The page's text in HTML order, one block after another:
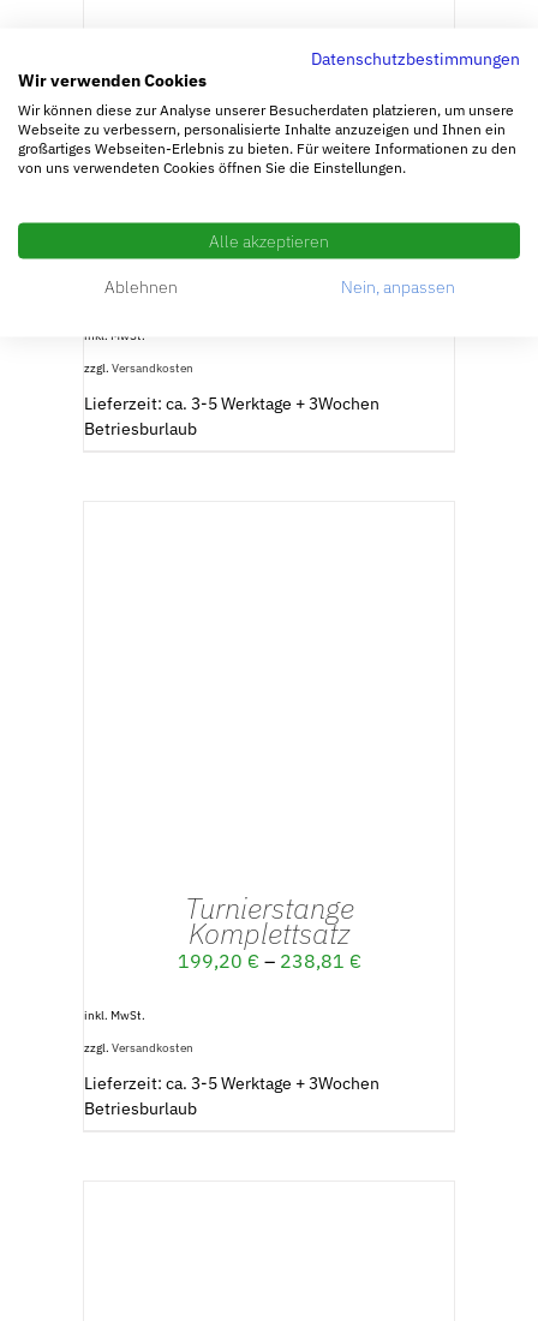
Turnierstange
€
inkl. MwSt.
zzgl. Versandkosten
Lieferzeit: ca. 3-5 Werktage + 3Wochen
Betriesburlaub
Turnierstange
Komplettsatz
199,20 € – 238,81 €
inkl. MwSt.
zzgl. Versandkosten
Lieferzeit: ca. 3-5 Werktage + 3Wochen
Betriesburlaub
Datenschutzbestimmungen
Wir verwenden Cookies
Wir können diese zur Analyse unserer Besucherdaten platzieren, um unsere
Webseite zu verbessern, personalisierte Inhalte anzuzeigen und Ihnen ein
großartiges Webseiten-Erlebnis zu bieten. Für weitere Informationen zu den
von uns verwendeten Cookies öffnen Sie die Einstellungen.
Alle akzeptieren
Ablehnen Nein, anpassen